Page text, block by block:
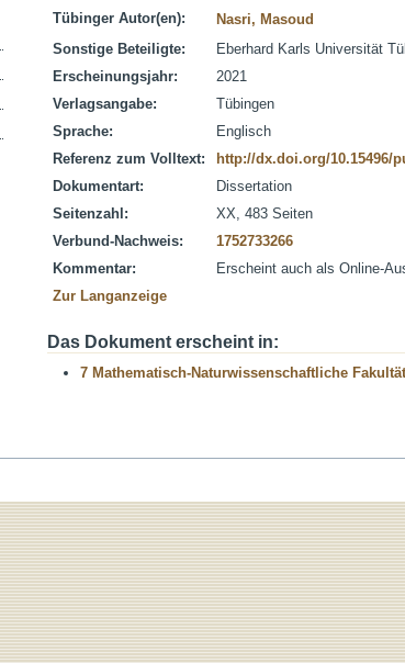
Tübinger Autor(en):
Nasri, Masoud
Sonstige Beteiligte:
Eberhard Karls Universität
Erscheinungsjahr:
2021
Verlagsangabe:
Tübingen
Sprache:
Englisch
Referenz zum Volltext:
http://dx.doi.org/10.15496/
Dokumentart:
Dissertation
Seitenzahl:
XX, 483 Seiten
Verbund-Nachweis:
1752733266
Kommentar:
Erscheint auch als Online-
Zur Langanzeige
Das Dokument erscheint in:
7 Mathematisch-Naturwissenschaftliche Fakultät